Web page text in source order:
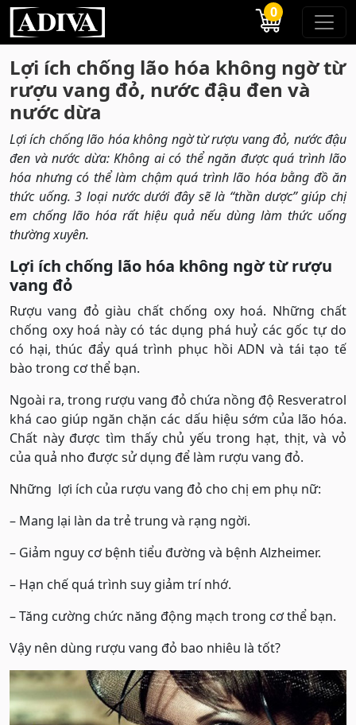
0
Lợi ích chống lão hóa không ngờ từ
rượu vang đỏ, nước đậu đen và
nước dừa
Lợi ích chống lão hóa không ngờ từ rượu vang đỏ, nước đậu
đen và nước dừa: Không ai có thể ngăn được quá trình lão
hóa nhưng có thể làm chậm quá trình lão hóa bằng đồ ăn
thức uống. 3 loại nước dưới đây sẽ là “thần dược” giúp chị
em chống lão hóa rất hiệu quả nếu dùng làm thức uống
thường xuyên.
Lợi ích chống lão hóa không ngờ từ rượu
vang đỏ
Rượu vang đỏ giàu chất chống oxy hoá. Những chất
chống oxy hoá này có tác dụng phá huỷ các gốc tự do
có hại, thúc đẩy quá trình phục hồi ADN và tái tạo tế
bào trong cơ thể bạn.
Ngoài ra, trong rượu vang đỏ chứa nồng độ Resveratrol
khá cao giúp ngăn chặn các dấu hiệu sớm của lão hóa.
Chất này được tìm thấy chủ yếu trong hạt, thịt, và vỏ
của quả nho được sử dụng để làm rượu vang đỏ.
Những lợi ích của rượu vang đỏ cho chị em phụ nữ:
– Mang lại làn da trẻ trung và rạng ngời.
– Giảm nguy cơ bệnh tiểu đường và bệnh Alzheimer.
– Hạn chế quá trình suy giảm trí nhớ.
– Tăng cường chức năng động mạch trong cơ thể bạn.
Vậy nên dùng rượu vang đỏ bao nhiêu là tốt?